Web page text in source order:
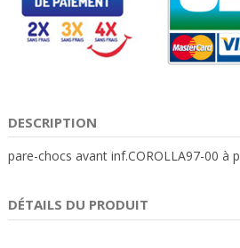
DESCRIPTION
pare-chocs avant inf.COROLLA97-00 à
DÉTAILS DU PRODUIT